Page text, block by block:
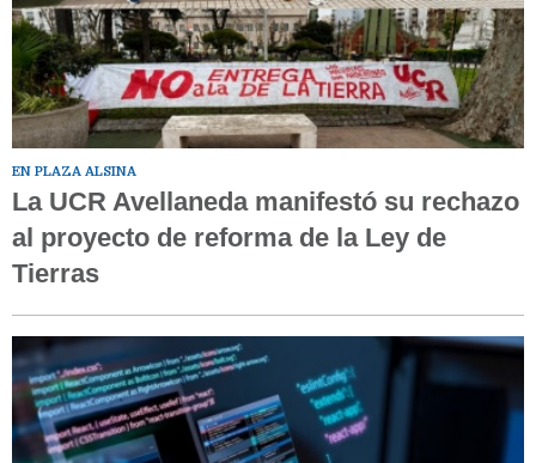
EN PLAZA ALSINA
La UCR Avellaneda manifestó su rechazo
al proyecto de reforma de la Ley de
Tierras